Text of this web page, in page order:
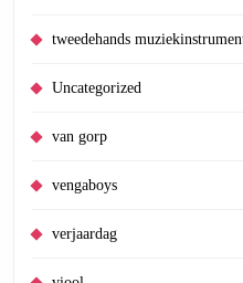
tweedehands
Uncategorized
van gorp
vengaboys
verjaardag